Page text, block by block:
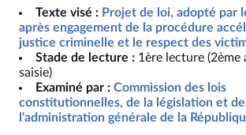
Texte visé : Projet de loi, adopté par
après engagement de la procédure
justice criminelle et le respect des
Stade de lecture : 1ère lecture (2ème
saisie)
Examiné par : Commission des lois
constitutionnelles, de la législation et de
l'administration générale de la